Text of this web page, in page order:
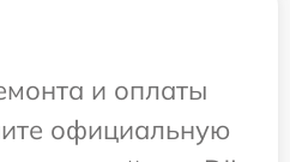
и оплаты
официальную